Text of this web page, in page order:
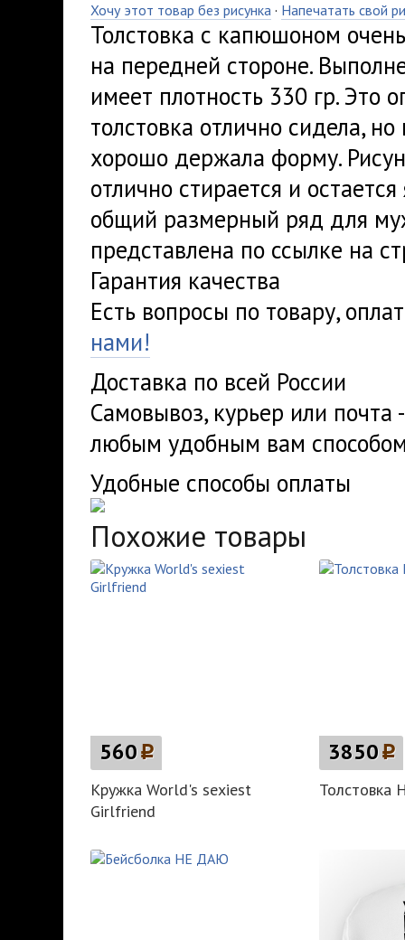
Хочу этот товар без рисунка · Напечатать свой
Толстовка с капюшоном
на передней стороне.
имеет плотность 330 гр. Это
толстовка отлично сидела,
хорошо держала форму.
отлично стирается и
общий размерный ряд для
представлена по ссылке на
Гарантия качества
Есть вопросы по товару,
нами!
Доставка по всей России
Самовывоз, курьер или
любым удобным вам
Удобные способы оплаты
Похожие товары
560p
Кружка World's sexiest
Girlfriend
3850p
Толстовка